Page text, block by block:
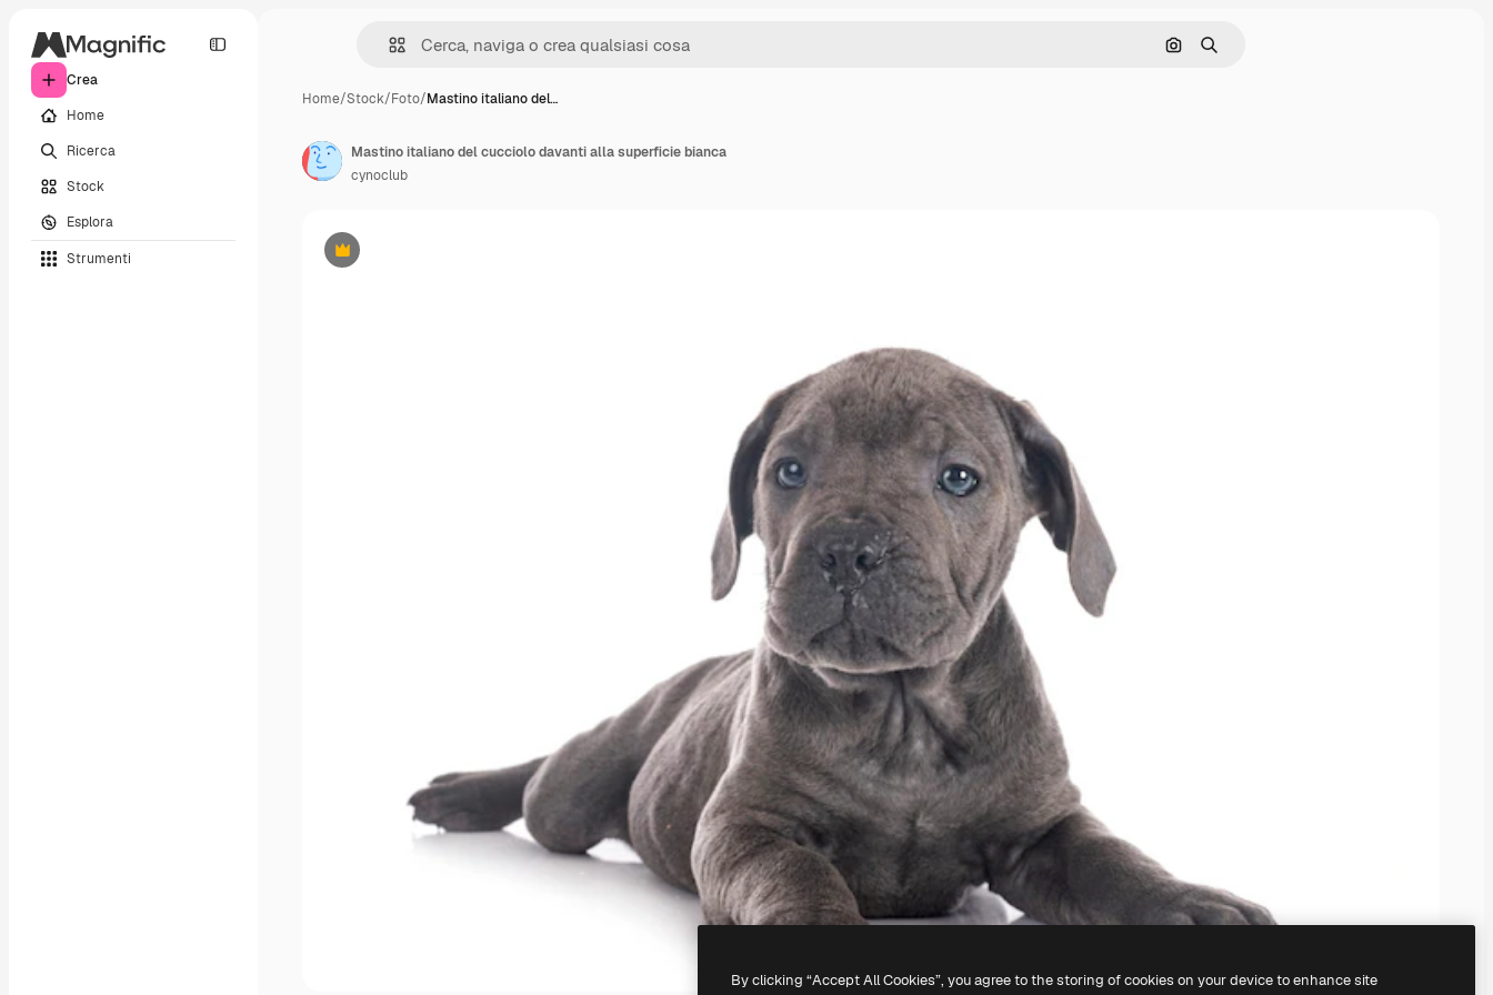
Crea
Home
Ricerca
Stock
Esplora
Strumenti
Cerca per immagine
Ricerca
Home/Stock/Foto/Mastino italiano del…
Premium
Mastino italiano del cucciolo davanti alla superficie bianca
cynoclub
By clicking “Accept All Cookies”, you agree to the storing of cookies on your device to enhance site